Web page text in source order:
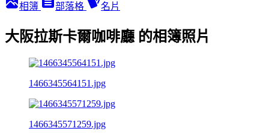
相簿 部落格 名片
大阪拉斯卡爾咖啡廳 的相簿照片
1466345564151.jpg
1466345571259.jpg